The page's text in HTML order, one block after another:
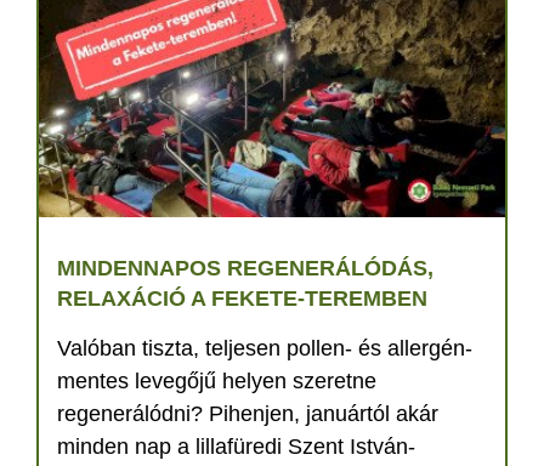
MINDENNAPOS REGENERÁLÓDÁS,
RELAXÁCIÓ A FEKETE-TEREMBEN
Valóban tiszta, teljesen pollen- és allergén-
mentes levegőjű helyen szeretne
regenerálódni? Pihenjen, januártól akár
minden nap a lillafüredi Szent István-